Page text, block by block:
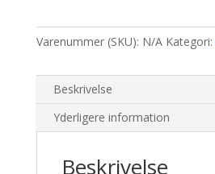
Varenummer (SKU): N/A Kategori:
Beskrivelse
Yderligere information
Beskrivelse